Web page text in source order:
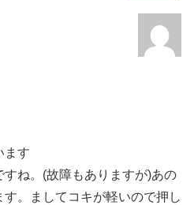
ます
ね。(故障もありますが)あの
。ましてコキが軽いので押し